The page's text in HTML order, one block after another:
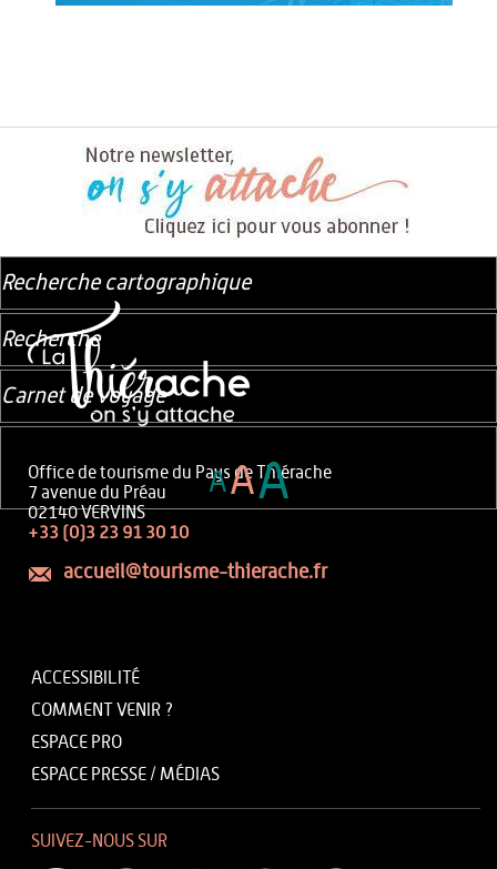
Office de tourisme du Pays de Thiérache
7 avenue du Préau
02140 VERVINS
+33 (0)3 23 91 30 10
accueil@tourisme-thierache.fr
ACCESSIBILITÉ
COMMENT VENIR ?
ESPACE PRO
ESPACE PRESSE / MÉDIAS
SUIVEZ-NOUS SUR
Recherche cartographique
Recherche
Carnet de voyage
AAA